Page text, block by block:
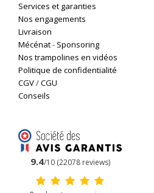
Services et garanties
Nos engagements
Livraison
Mécénat- Sponsoring
Nos trampolines en vidéos
Politique de confidentialité
CGV/CGU
Conseils
9.4/10 (22078 reviews)